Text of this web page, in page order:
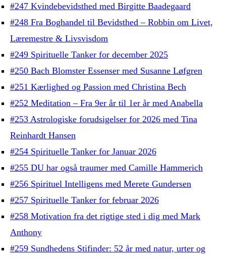
#247 Kvindebevidsthed med Birgitte Baadegaard
#248 Fra Boghandel til Bevidsthed – Robbin om Livet,
Læremestre & Livsvisdom
#249 Spirituelle Tanker for december 2025
#250 Bach Blomster Essenser med Susanne Løfgren
#251 Kærlighed og Passion med Christina Bech
#252 Meditation – Fra 9er år til 1er år med Anabella
#253 Astrologiske forudsigelser for 2026 med Tina
Reinhardt Hansen
#254 Spirituelle Tanker for Januar 2026
#255 DU har også traumer med Camille Hammerich
#256 Spirituel Intelligens med Merete Gundersen
#257 Spirituelle Tanker for februar 2026
#258 Motivation fra det rigtige sted i dig med Mark
Anthony
#259 Sundhedens Stifinder: 52 år med natur, urter og